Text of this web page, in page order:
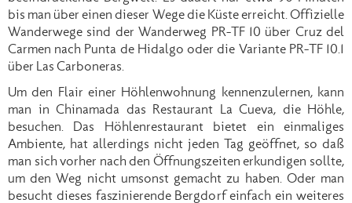
bis man über einen dieser Wege die Küste erreicht. Offizielle
Wanderwege sind der Wanderweg PR-TF 10 über Cruz del
Carmen nach Punta de Hidalgo oder die Variante PR-TF 10.1
über Las Carboneras.
Um den Flair einer Höhlenwohnung kennenzulernen, kann
man in Chinamada das Restaurant La Cueva, die Höhle,
besuchen. Das Höhlenrestaurant bietet ein einmaliges
Ambiente, hat allerdings nicht jeden Tag geöffnet, so daß
man sich vorher nach den Öffnungszeiten erkundigen sollte,
um den Weg nicht umsonst gemacht zu haben. Oder man
besucht dieses faszinierende Bergdorf einfach ein weiteres